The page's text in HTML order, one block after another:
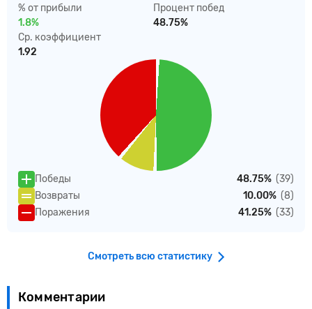
% от прибыли
1.8%
Процент побед
48.75%
Ср. коэффициент
1.92
Победы 48.75% (39)
Возвраты
10.00% (8)
Поражения
41.25% (33)
Смотреть всю статистику
Комментарии